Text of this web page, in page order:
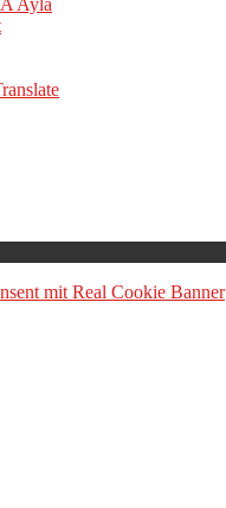
Ayla
mit Real Cookie Banner